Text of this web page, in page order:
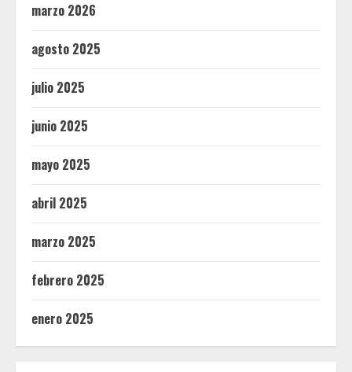
marzo 2026
agosto 2025
julio 2025
junio 2025
mayo 2025
abril 2025
marzo 2025
febrero 2025
enero 2025